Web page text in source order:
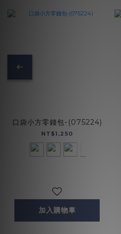
口袋小方零錢包-(075224)
NT$1,250
加入購物車